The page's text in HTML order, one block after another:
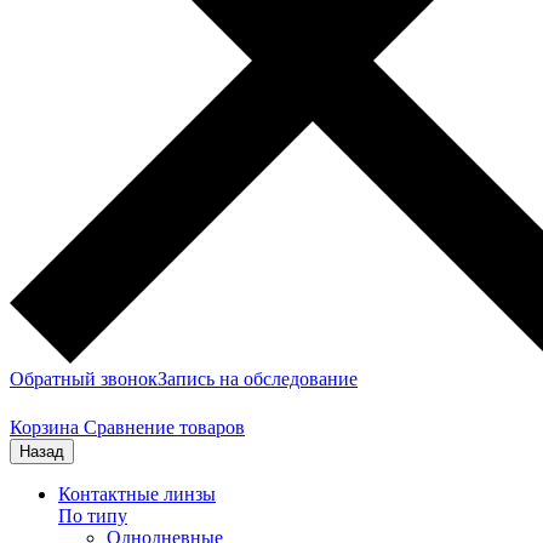
Обратный звонокЗапись на обследование
Корзина Сравнение товаров
Назад
Контактные линзы
По типу
Однодневные